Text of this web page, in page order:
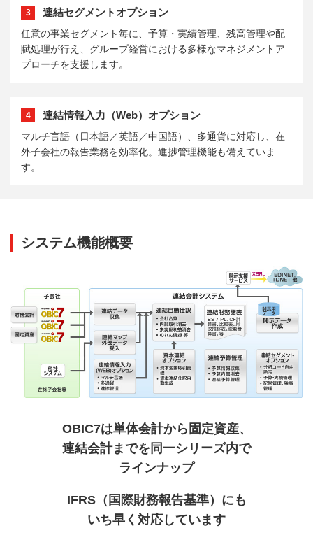
3 連結セグメントオプション
任意の事業セグメント毎に、予算・実績管理、残高管理や配
賦処理が行え、グループ経営における多様なマネジメントア
プローチを支援します。
4 連結情報入力（Web）オプション
マルチ言語（日本語／英語／中国語）、多通貨に対応し、在
外子会社の報告業務を効率化。進捗管理機能も備えていま
す。
システム機能概要
OBIC7は単体会計から固定資産、
連結会計までを 同一シリーズ内で
ラインナップ
IFRS（国際財務報告基準）にも
いち早く 対応しています